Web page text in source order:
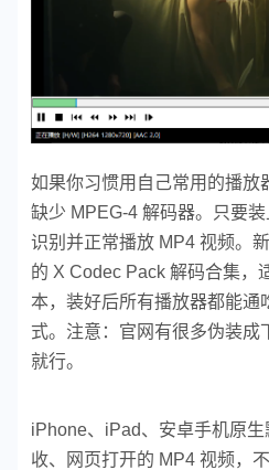
如果你习惯用自己常用的播放
缺少 MPEG-4 解码器。只要
识别并正常播放 MP4 视频。
的 X Codec Pack 解码合集，
本，装好后所有播放器都能通
式。注意：官网有很多伪装成
就行。
iPhone、iPad、安卓手机原
收、网页打开的 MP4 视频，